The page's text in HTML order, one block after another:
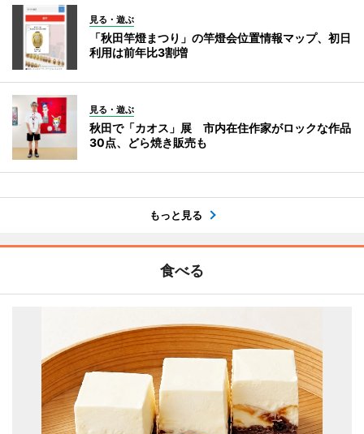
見る・遊ぶ
「秋田竿燈まつり」の竿燈会位置情報マップ、初日
利用は前年比3割増
見る・遊ぶ
秋田で「カオス」展 市内在住作家がロックな作品
30点、どら焼き販売も
もっと見る
食べる